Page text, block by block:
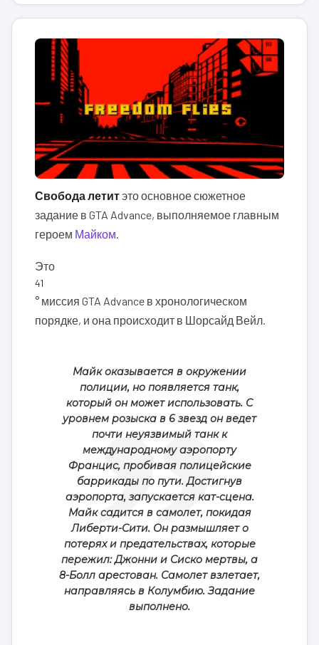
Свобода летитэто основное сюжетное
задание в GTA Advance, выполняемое главным
героем Майком.
Это
41
° миссия GTA Advance в хронологическом
порядке, и она происходит в Шорсайд Вейл.
Майк оказывается в окружении
полиции, но появляется танк,
который он может использовать. С
уровнем розыска в 6 звезд он ведет
почти неуязвимый танк к
международному аэропорту
Францис, пробивая полицейские
баррикады по пути. Достигнув
аэропорта, запускается кат-сцена.
Майк садится в самолет, покидая
Либерти-Сити. Он размышляет о
потерях и предательствах, которые
пережил: Джонни и Сиско мертвы, а
8-Болл арестован. Самолет взлетает,
направляясь в Колумбию. Задание
выполнено.